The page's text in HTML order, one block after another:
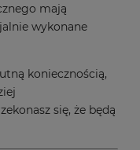
mają
wykonane
koniecznością,
się, że będą